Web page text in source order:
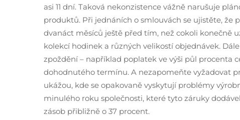
asi 11 dní. Taková nekonzistence vážně narušuje
produktů. Při jednáních o smlouvách se ujistěte, že
dvanáct měsíců ještě před tím, než cokoli konečně
kolekcí hodinek a různých velikostí objednávek.
zpoždění – například poplatek ve výši půl procenta
dohodnutého termínu. A nezapomeňte vyžadovat
ukážou, kde se opakovaně vyskytují problémy
minulého roku společnosti, které tyto záruky
zásob přibližně o 37 procent.